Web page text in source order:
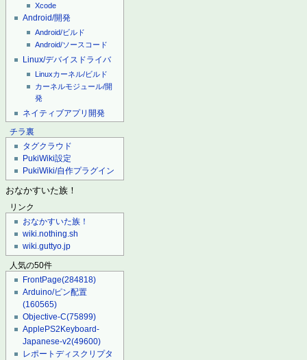
Xcode
Android/開発
Android/ビルド
Android/ソースコード
Linux/デバイスドライバ
Linuxカーネル/ビルド
カーネルモジュール/開
発
ネイティブアプリ開発
チラ裏
タグクラウド
PukiWiki設定
PukiWiki/自作プラグイン
おなかすいた族！
リンク
おなかすいた族！
wiki.nothing.sh
wiki.guttyo.jp
人気の50件
FrontPage(284818)
Arduino/ピン配置
(160565)
Objective-C(75899)
ApplePS2Keyboard-
Japanese-v2(49600)
レポートディスクリプタ